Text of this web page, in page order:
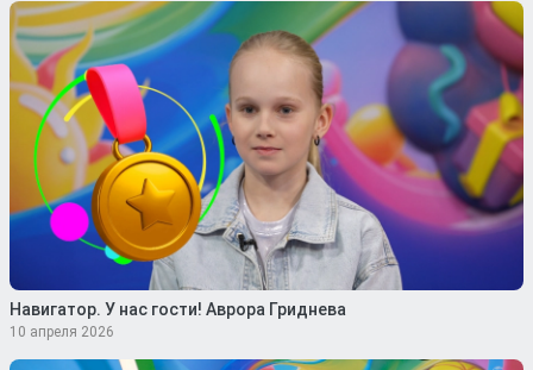
Навигатор. У нас гости! Аврора Гриднева
10 апреля 2026